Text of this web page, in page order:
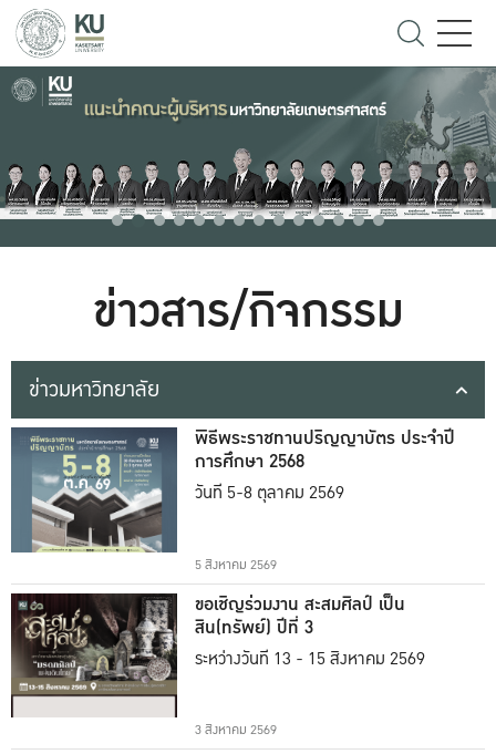
ข่าวสาร/กิจกรรม
ข่าวมหาวิทยาลัย
พิธีพระราชทานปริญญาบัตร ประจำปี
การศึกษา 2568
วันที่ 5-8 ตุลาคม 2569
5 สิงหาคม 2569
ขอเชิญร่วมงาน สะสมศิลป์ เป็น
สิน(ทรัพย์) ปีที่ 3
ระหว่างวันที่ 13 - 15 สิงหาคม 2569
3 สิงหาคม 2569